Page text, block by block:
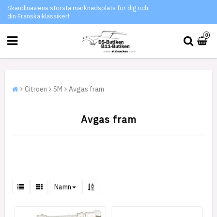
Skandinaviens största marknadsplats för dig och
din Franska klassiker!
0
Citroen SM Avgas fram
Avgas fram
Namn